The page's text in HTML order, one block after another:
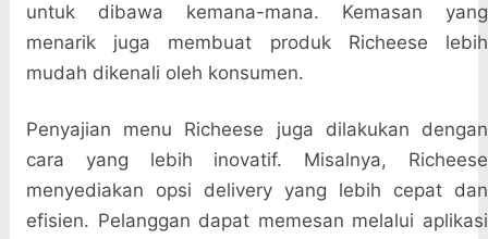
untuk dibawa kemana-mana. Kemasan yang
menarik juga membuat produk Richeese lebih
mudah dikenali oleh konsumen.
Penyajian menu Richeese juga dilakukan dengan
cara yang lebih inovatif. Misalnya, Richeese
menyediakan opsi delivery yang lebih cepat dan
efisien. Pelanggan dapat memesan melalui aplikasi